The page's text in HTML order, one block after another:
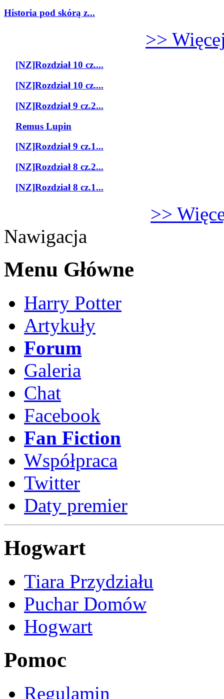
Historia pod skórą z...
>>
[NZ]Rozdział 10 cz....
[NZ]Rozdział 10 cz....
[NZ]Rozdział 9 cz.2...
Remus Lupin
[NZ]Rozdział 9 cz.1...
[NZ]Rozdział 8 cz.2...
[NZ]Rozdział 8 cz.1...
>>
Nawigacja
Menu Główne
Harry Potter
Artykuły
Forum
Galeria
Chat
Facebook
Fan Fiction
Współpraca
Twitter
Daty premier
Hogwart
Tiara Przydziału
Puchar Domów
Hogwart
Pomoc
Regulamin